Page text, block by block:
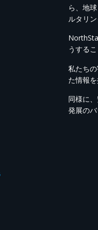
ら、地
ルタリ
うする
私たち
た情報
同様に
発展の